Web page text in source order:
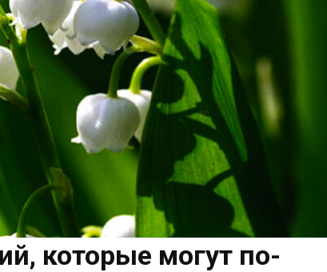
которые могут по-